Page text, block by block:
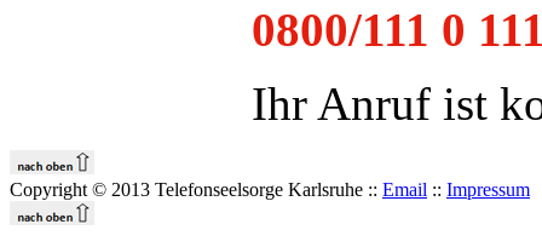
0800/111 0
Ihr Anruf ist
Copyright © 2013 Telefonseelsorge Karlsruhe :: Email :: Impressum